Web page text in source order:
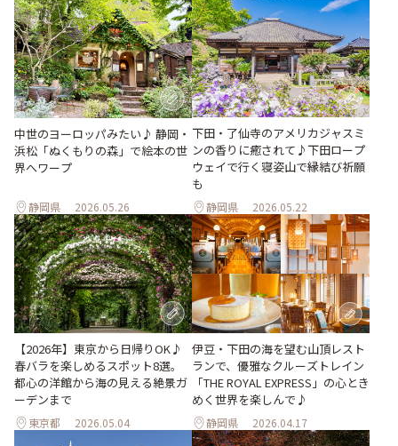
中世のヨーロッパみたい♪ 静岡・
浜松「ぬくもりの森」で絵本の世
界へワープ
静岡県 2026.05.26
下田・了仙寺のアメリカジャスミ
ンの香りに癒されて♪下田ロープ
ウェイで行く寝姿山で縁結び祈願
も
静岡県 2026.05.22
【2026年】東京から日帰りOK♪
春バラを楽しめるスポット8選。
都心の洋館から海の見える絶景ガ
ーデンまで
東京都 2026.05.04
伊豆・下田の海を望む山頂レスト
ランで、優雅なクルーズトレイン
「THE ROYAL EXPRESS」の心とき
めく世界を楽しんで♪
静岡県 2026.04.17